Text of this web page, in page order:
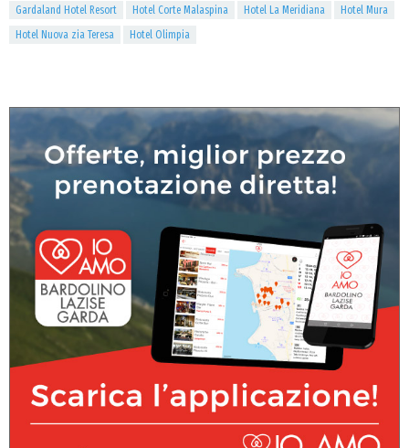
Gardaland Hotel Resort Hotel Corte Malaspina Hotel La Meridiana
Hotel Mura
Hotel Nuova zia Teresa
Hotel Olimpia